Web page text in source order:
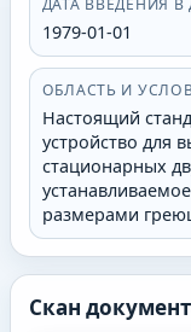
ДАТА ВВЕДЕНИЯ В
1979-01-01
ОБЛАСТЬ И
Настоящий
устройство для
стационарных
размерами
Скан